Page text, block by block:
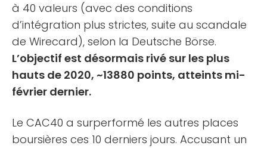
à 40 valeurs (avec des conditions
d’intégration plus strictes, suite au scandale
de Wirecard), selon la Deutsche Börse.
L’objectif est désormais rivé sur les plus
hauts de 2020, ~13880 points, atteints mi-
février dernier.
Le CAC40 a surperformé les autres places
boursières ces 10 derniers jours. Accusant un